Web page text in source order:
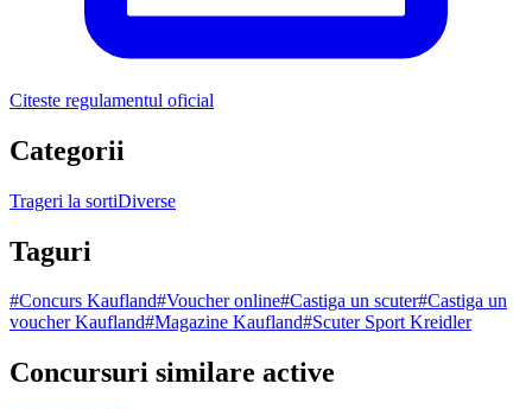
Citeste regulamentul oficial
Categorii
Trageri la sortiDiverse
Taguri
#Concurs Kaufland#Voucher online#Castiga un scuter#Castiga un
voucher Kaufland#Magazine Kaufland#Scuter Sport Kreidler
Concursuri similare active